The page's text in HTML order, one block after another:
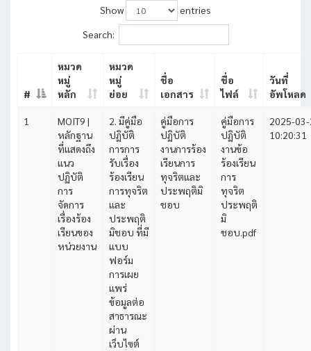
Show
entries
Search:
#
หมวด
หมู่
หลัก
หมวด
หมู่
ย่อย
ชื่อ
เอกสาร
ชื่อ
ไฟล์
วันที่
อัพโหลด
1
MOIT9 |
หลักฐาน
ที่แสดงถึง
แนว
ปฏิบัติ
การ
จัดการ
เรื่องร้อง
เรียนของ
หน่วยงาน
2. มีคู่มือ
ปฏิบัติ
การการ
รับเรื่อง
ร้องเรียน
การทุจริต
และ
ประพฤติ
มิชอบ ที่มี
แบบ
ฟอร์ม
การเผย
แพร่
ข้อมูลต่อ
สาธารณะ
ผ่าน
เว็บไซต์
คู่มือการ
ปฏิบัติ
งานการร้อง
เรียนการ
ทุจริตและ
ประพฤติมิ
ชอบ
คู่มือการ
ปฏิบัติ
งานข้อ
ร้องเรียน
การ
ทุจริต
ประพฤติ
มิ
ชอบ.pdf
2025-
10:20:31